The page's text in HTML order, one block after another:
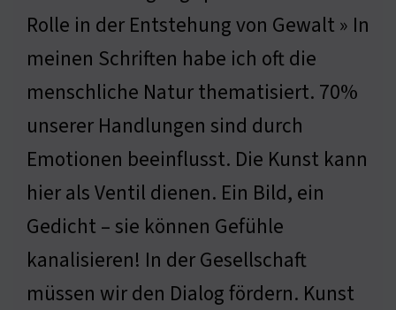
Rolle in der Entstehung von Gewalt » In
meinen Schriften habe ich oft die
menschliche Natur thematisiert. 70%
unserer Handlungen sind durch
Emotionen beeinflusst. Die Kunst kann
hier als Ventil dienen. Ein Bild, ein
Gedicht – sie können Gefühle
kanalisieren! In der Gesellschaft
müssen wir den Dialog fördern. Kunst